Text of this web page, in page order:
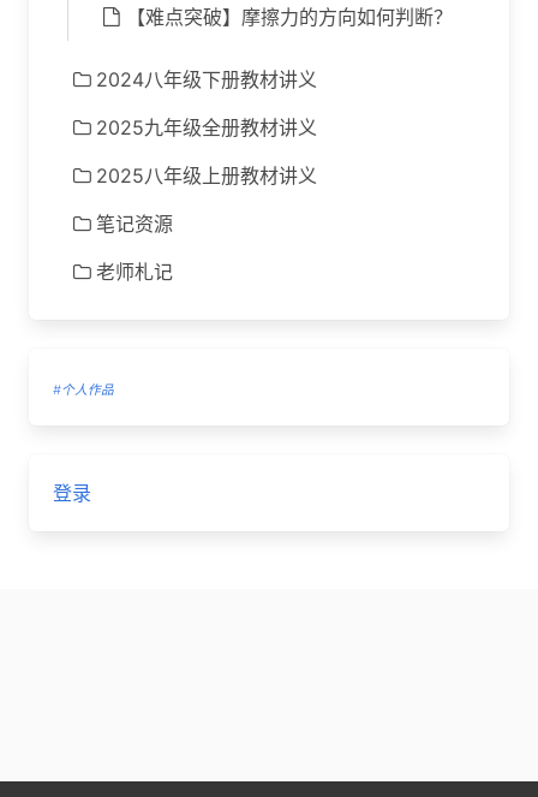
【难点突破】摩擦力的方向如何判断？
2024八年级下册教材讲义
2025九年级全册教材讲义
2025八年级上册教材讲义
笔记资源
老师札记
#个人作品
登录